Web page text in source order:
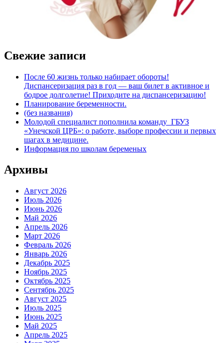
Свежие записи
После 60 жизнь только набирает обороты!
Диспансеризация раз в год — ваш билет в активное и
бодрое долголетие! Приходите на диспансеризацию!
Планирование беременности.
(без названия)
Молодой специалист пополнила команду ГБУЗ
«Унечской ЦРБ»: о работе, выборе профессии и первых
шагах в медицине.
Информация по школам беременых
Архивы
Август 2026
Июль 2026
Июнь 2026
Май 2026
Апрель 2026
Март 2026
Февраль 2026
Январь 2026
Декабрь 2025
Ноябрь 2025
Октябрь 2025
Сентябрь 2025
Август 2025
Июль 2025
Июнь 2025
Май 2025
Апрель 2025